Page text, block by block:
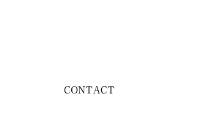
CONTACT